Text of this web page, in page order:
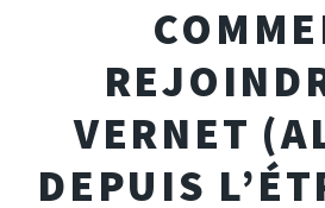
VERNET
DEPUIS